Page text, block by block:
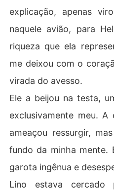
explicação, apenas
naquele avião, para
riqueza que ela
me deixou com o
virada do avesso.
Ele a beijou na testa,
exclusivamente meu.
ameaçou ressurgir,
fundo da minha mente.
garota ingênua e
Lino estava cercado